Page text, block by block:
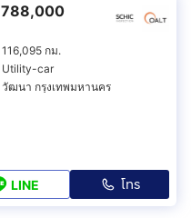
788,000
116,095 กม.
Utility-car
วัฒนา กรุงเทพมหานคร
LINE โทร